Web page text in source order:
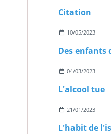
Citation
10/05/2023
04/03/2023
L'alcool tue
21/01/2023